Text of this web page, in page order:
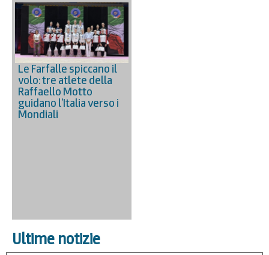
Le Farfalle spiccano il
volo: tre atlete della
Raffaello Motto
guidano l’Italia verso i
Mondiali
Ultime notizie